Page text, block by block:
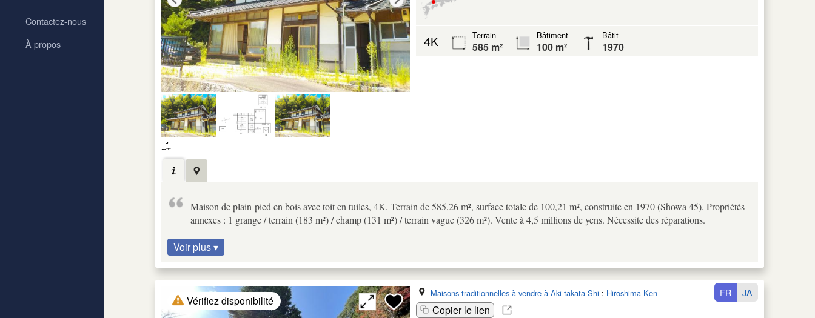
Contactez-nous
À propos
4K Terrain
585 m²
Bâtiment
100 m²
Bâtit
1970
Maison de plain-pied en bois avec toit en tuiles, 4K. Terrain de 585,26 m², surface totale de 100,21 m², construite en 1970 (Showa 45). Propriétés
annexes : 1 grange / terrain (183 m²) / champ (131 m²) / terrain vague (326 m²). Vente à 4,5 millions de yens. Nécessite des réparations.
Voir plus ▾
Vérifiez disponibilité
Maisons traditionnelles à vendre à Aki-takata Shi : Hiroshima Ken
Copier le lien
FR JA